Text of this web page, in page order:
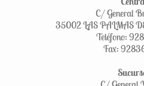
C/ General
35002 LAS PALMAS
Teléfono:
Fax: